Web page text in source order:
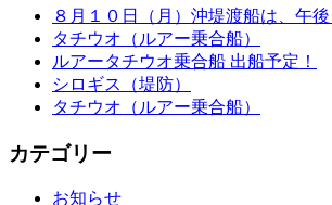
８月１０日（月）沖堤渡船は、午
タチウオ（ルアー乗合船）
ルアータチウオ乗合船 出船予定！
シロギス（堤防）
タチウオ（ルアー乗合船）
カテゴリー
お知らせ